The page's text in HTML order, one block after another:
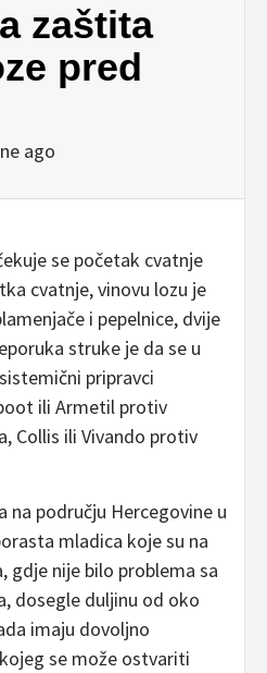
zaštita
pred
ago
se početak cvatnje
cvatnje, vinovu lozu je
i pepelnice, dvije
struke je da se u
pripravci
ili Armetil protiv
Collis ili Vivando protiv
na području Hercegovine u
mladica koje su na
nije bilo problema sa
dosegle duljinu od oko
imaju dovoljno
se može ostvariti